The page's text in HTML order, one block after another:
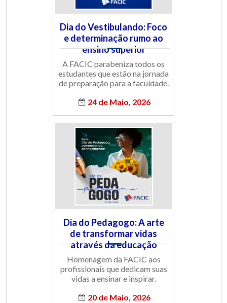
Dia do Vestibulando: Foco
e determinação rumo ao
ensino superior
A FACIC parabeniza todos os
estudantes que estão na jornada
de preparação para a faculdade.
24 de Maio, 2026
Dia do Pedagogo: A arte
de transformar vidas
através da educação
Homenagem da FACIC aos
profissionais que dedicam suas
vidas a ensinar e inspirar.
20 de Maio, 2026